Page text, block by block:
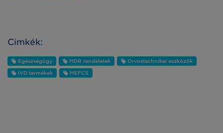
Cimkék:
Egészségügy MDR rendeletek
Orvostechnikai eszközök
IVD termékek
MEFCS